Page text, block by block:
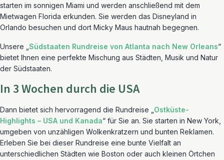
starten im sonnigen Miami und werden anschließend mit dem
Mietwagen Florida erkunden. Sie werden das Disneyland in
Orlando besuchen und dort Micky Maus hautnah begegnen.
Unsere „ Südstaaten Rundreise von Atlanta nach New Orleans“
bietet Ihnen eine perfekte Mischung aus Städten, Musik und Natur
der Südstaaten.
In 3 Wochen durch die USA
Dann bietet sich hervorragend die Rundreise „ Ostküste-
Highlights – USA und Kanada“ für Sie an. Sie starten in New York,
umgeben von unzähligen Wolkenkratzern und bunten Reklamen.
Erleben Sie bei dieser Rundreise eine bunte Vielfalt an
unterschiedlichen Städten wie Boston oder auch kleinen Örtchen